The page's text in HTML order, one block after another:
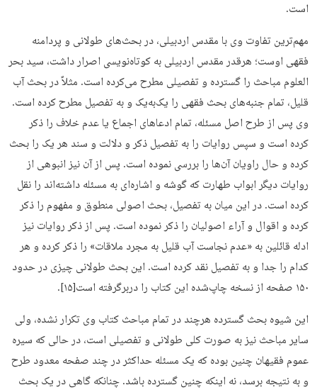
است.
مهم‌ترین تفاوت وی با مقدس اردبیلی، در بحث‌های طولانی و پردامنه
فقهی اوست؛ هرقدر مقدس اردبیلی به کوتاه‌نویسی اصرار داشت، سید بحر
العلوم مباحث را گسترده و تفصیلی مطرح می‌کرده است. مثلاً در بحث آب
قلیل، تمام جنبه‌های بحث فقهی را یک‌به‌یک و به تفصیل مطرح کرده است.
وی پس از طرح اصل مسئله، تمام ادعاهای اجماع یا عدم خلاف را ذکر
کرده است و سپس روایات را به تفصیل ذکر و دلالت و سند هر یک را بحث
کرده و حال راویان آن‌ها را بررسی نموده است. پس از آن نیز انبوهی از
روایات دیگر ابواب طهارت که گوشه و اشاره‌ای به مسئله داشته‌اند را نقل
کرده است. در این میان به تفصیل، بحث اصولی منطوق و مفهوم را ذکر
کرده و اقوال و آراء اصولیان را ذکر نموده است. پس از ذکر روایات نیز
ادله قائلین به «عدم نجاست آب قلیل به مجرد ملاقات» را ذکر کرده و هر
کدام را جدا و به تفصیل نقد کرده است. این بحث طولانی چیزی در حدود
۱۵۰ صفحه از نسخه چاپ‌شده این کتاب را دربرگرفته است[۱۵].
این شیوه بحث گسترده هرچند در تمام مباحث کتاب وی تکرار نشده، ولی
سایر مباحث نیز به ‌صورت کلی طولانی و تفصیلی است، در حالی که سیره
عموم فقیهان چنین بوده که یک مسئله حداکثر در چند صفحه معدود طرح
و به نتیجه برسد، نه اینکه چنین گسترده باشد. چنانکه گاهی در یک بحث